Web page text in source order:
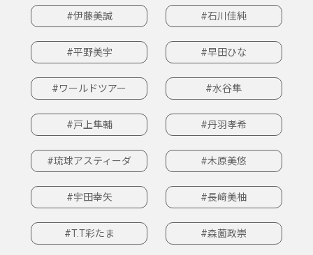
#伊藤美誠 #石川佳純
#平野美宇 #早田ひな
#ワールドツアー #水谷隼
#戸上隼輔 #丹羽孝希
#琉球アスティーダ #木原美悠
#宇田幸矢 #長﨑美柚
#T.T彩たま #森薗政崇